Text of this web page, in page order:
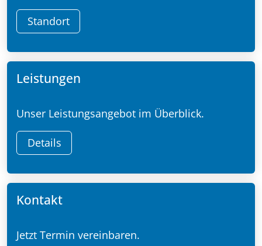
Standort
Leistungen
Unser Leistungsangebot im Überblick.
Details
Kontakt
Jetzt Termin vereinbaren.